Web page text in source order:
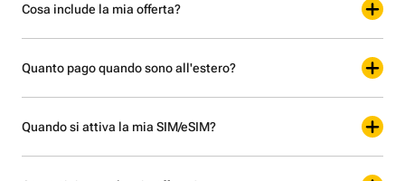
Cosa include la mia offerta?
Quanto pago quando sono all'estero?
Quando si attiva la mia SIM/eSIM?